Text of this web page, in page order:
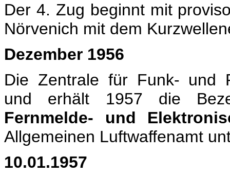
Der 4. Zug beginnt mit
Nörvenich mit dem
Dezember 1956
Die Zentrale für Funk- und
und erhält 1957 die
Fernmelde- und
Allgemeinen Luftwaffenamt
10.01.1957